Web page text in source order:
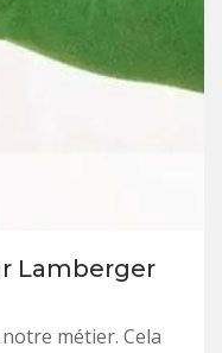
Lamberger
métier. Cela